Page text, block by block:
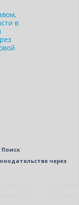
Поиск
через